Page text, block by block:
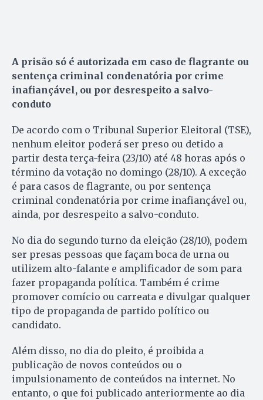
A prisão só é autorizada em caso de flagrante ou
sentença criminal condenatória por crime
inafiançável, ou por desrespeito a salvo-
conduto
De acordo com o Tribunal Superior Eleitoral (TSE),
nenhum eleitor poderá ser preso ou detido a
partir desta terça-feira (23/10) até 48 horas após o
término da votação no domingo (28/10). A exceção
é para casos de flagrante, ou por sentença
criminal condenatória por crime inafiançável ou,
ainda, por desrespeito a salvo-conduto.
No dia do segundo turno da eleição (28/10), podem
ser presas pessoas que façam boca de urna ou
utilizem alto-falante e amplificador de som para
fazer propaganda política. Também é crime
promover comício ou carreata e divulgar qualquer
tipo de propaganda de partido político ou
candidato.
Além disso, no dia do pleito, é proibida a
publicação de novos conteúdos ou o
impulsionamento de conteúdos na internet. No
entanto, o que foi publicado anteriormente ao dia